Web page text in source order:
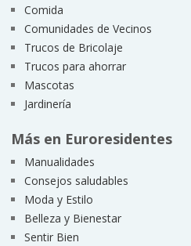
Comida
Comunidades de Vecinos
Trucos de Bricolaje
Trucos para ahorrar
Mascotas
Jardinería
Más en Euroresidentes
Manualidades
Consejos saludables
Moda y Estilo
Belleza y Bienestar
Sentir Bien